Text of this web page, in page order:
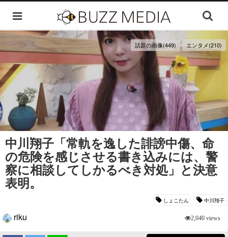
話題の画像(449) エンタメ(210)
中川翔子「常軌を逸した誹謗中傷、命
の危険を感じさせる書き込みには、警
察に相談してしかるべき対処」と決意
表明。
しょこたん 中川翔子
riku 2,040 views